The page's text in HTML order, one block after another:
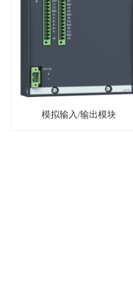
模拟输入/输出模块